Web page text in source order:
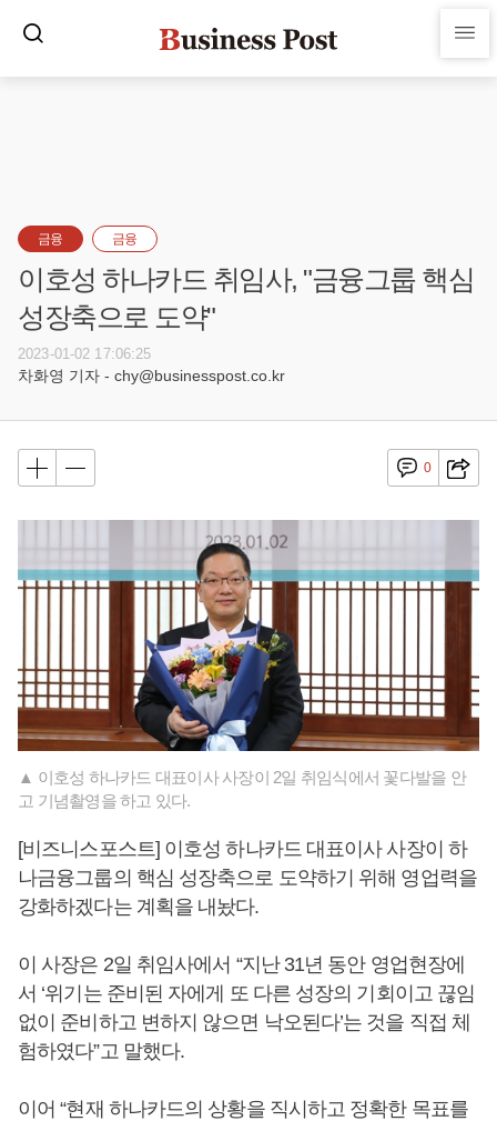
금융 금융
이호성 하나카드 취임사, "금융그룹 핵심
성장축으로 도약"
2023-01-02 17:06:25
차화영 기자 - chy@businesspost.co.kr
0
▲ 이호성 하나카드 대표이사 사장이 2일 취임식에서 꽃다발을 안
고 기념촬영을 하고 있다.
[비즈니스포스트] 이호성 하나카드 대표이사 사장이 하
나금융그룹의 핵심 성장축으로 도약하기 위해 영업력을
강화하겠다는 계획을 내놨다.
이 사장은 2일 취임사에서 “지난 31년 동안 영업현장에
서 ‘위기는 준비된 자에게 또 다른 성장의 기회이고 끊임
없이 준비하고 변하지 않으면 낙오된다’는 것을 직접 체
험하였다”고 말했다.
이어 “현재 하나카드의 상황을 직시하고 정확한 목표를